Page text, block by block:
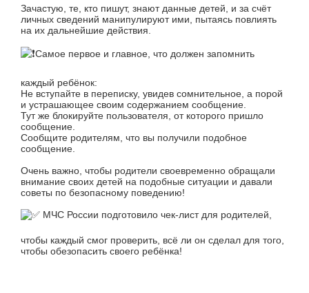
Зачастую, те, кто пишут, знают данные детей, и за счёт
личных сведений манипулируют ими, пытаясь повлиять
на их дальнейшие действия.
Самое первое и главное, что должен запомнить
каждый ребёнок:
Не вступайте в переписку, увидев сомнительное, а порой
и устрашающее своим содержанием сообщение.
Тут же блокируйте пользователя, от которого пришло
сообщение.
Сообщите родителям, что вы получили подобное
сообщение.
Очень важно, чтобы родители своевременно обращали
внимание своих детей на подобные ситуации и давали
советы по безопасному поведению!
МЧС России подготовило чек-лист для родителей,
чтобы каждый смог проверить, всё ли он сделал для того,
чтобы обезопасить своего ребёнка!